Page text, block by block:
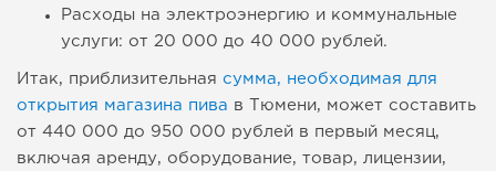
Расходы на электроэнергию и коммунальные
услуги: от 20 000 до 40 000 рублей.
Итак, приблизительная сумма, необходимая для
открытия магазина пива в Тюмени, может составить
от 440 000 до 950 000 рублей в первый месяц,
включая аренду, оборудование, товар, лицензии,